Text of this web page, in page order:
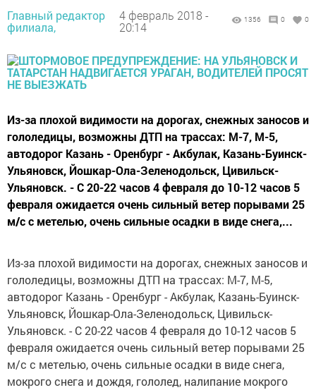
Главный редактор
филиала,
4 февраль 2018 -
20:14
1356 0 0
Из-за плохой видимости на дорогах, снежных заносов и
гололедицы, возможны ДТП на трассах: М-7, М-5,
автодорог Казань - Оренбург - Акбулак, Казань-Буинск-
Ульяновск, Йошкар-Ола-Зеленодольск, Цивильск-
Ульяновск. - С 20-22 часов 4 февраля до 10-12 часов 5
февраля ожидается очень сильный ветер порывами 25
м/с с метелью, очень сильные осадки в виде снега,...
Из-за плохой видимости на дорогах, снежных заносов и
гололедицы, возможны ДТП на трассах: М-7, М-5,
автодорог Казань - Оренбург - Акбулак, Казань-Буинск-
Ульяновск, Йошкар-Ола-Зеленодольск, Цивильск-
Ульяновск. - С 20-22 часов 4 февраля до 10-12 часов 5
февраля ожидается очень сильный ветер порывами 25
м/с с метелью, очень сильные осадки в виде снега,
мокрого снега и дождя, гололед, налипание мокрого